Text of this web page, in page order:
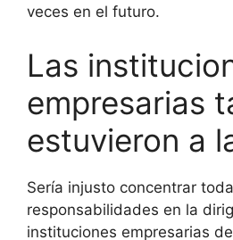
veces en el futuro.
Las
empresarias
estuvieron a
Sería injusto concentrar
responsabilidades en la
instituciones empresarias